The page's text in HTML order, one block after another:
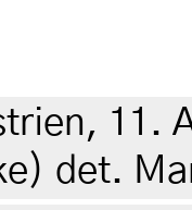
11.
det.